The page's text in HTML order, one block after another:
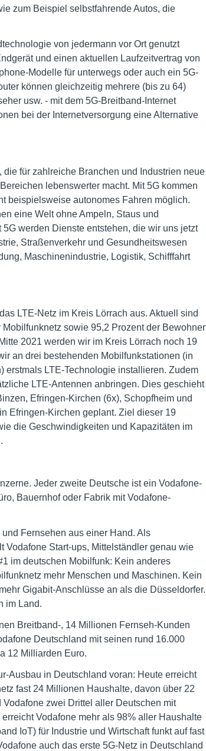
zum Beispiel selbstfahrende Autos, die
von jedermann vor Ort genutzt
und einen aktuellen Laufzeitvertrag von
Modelle für unterwegs oder auch ein 5G-
können gleichzeitig mehrere (bis zu 64)
usw. - mit dem 5G-Breitband-Internet
bei der Internetversorgung eine Alternative
für zahlreiche Branchen und Industrien neue
lebenswerter macht. Mit 5G kommen
beispielsweise autonomes Fahren möglich.
eine Welt ohne Ampeln, Staus und
werden Dienste entstehen, die wir uns jetzt
Straßenverkehr und Gesundheitswesen
Maschinenindustrie, Logistik, Schifffahrt
LTE-Netz im Kreis Lörrach aus. Aktuell sind
sowie 95,2 Prozent der Bewohner
2021 werden wir im Kreis Lörrach noch 19
an drei bestehenden Mobilfunkstationen (in
LTE-Technologie installieren. Zudem
LTE-Antennen anbringen. Dies geschieht
Efringen-Kirchen (6x), Schopfheim und
Efringen-Kirchen geplant. Ziel dieser 19
die Geschwindigkeiten und Kapazitäten im
Jeder zweite Deutsche ist ein Vodafone-
Bauernhof oder Fabrik mit Vodafone-
Fernsehen aus einer Hand. Als
Vodafone Start-ups, Mittelständler genau wie
im deutschen Mobilfunk: Kein anderes
mehr Menschen und Maschinen. Kein
Gigabit-Anschlüsse an als die Düsseldorfer.
im Land.
Breitband-, 14 Millionen Fernseh-Kunden
Deutschland mit seinen rund 16.000
12 Milliarden Euro.
Ausbau in Deutschland voran: Heute erreicht
fast 24 Millionen Haushalte, davon über 22
zwei Drittel aller Deutschen mit
Vodafone mehr als 98% aller Haushalte
IoT) für Industrie und Wirtschaft funkt auf fast
auch das erste 5G-Netz in Deutschland